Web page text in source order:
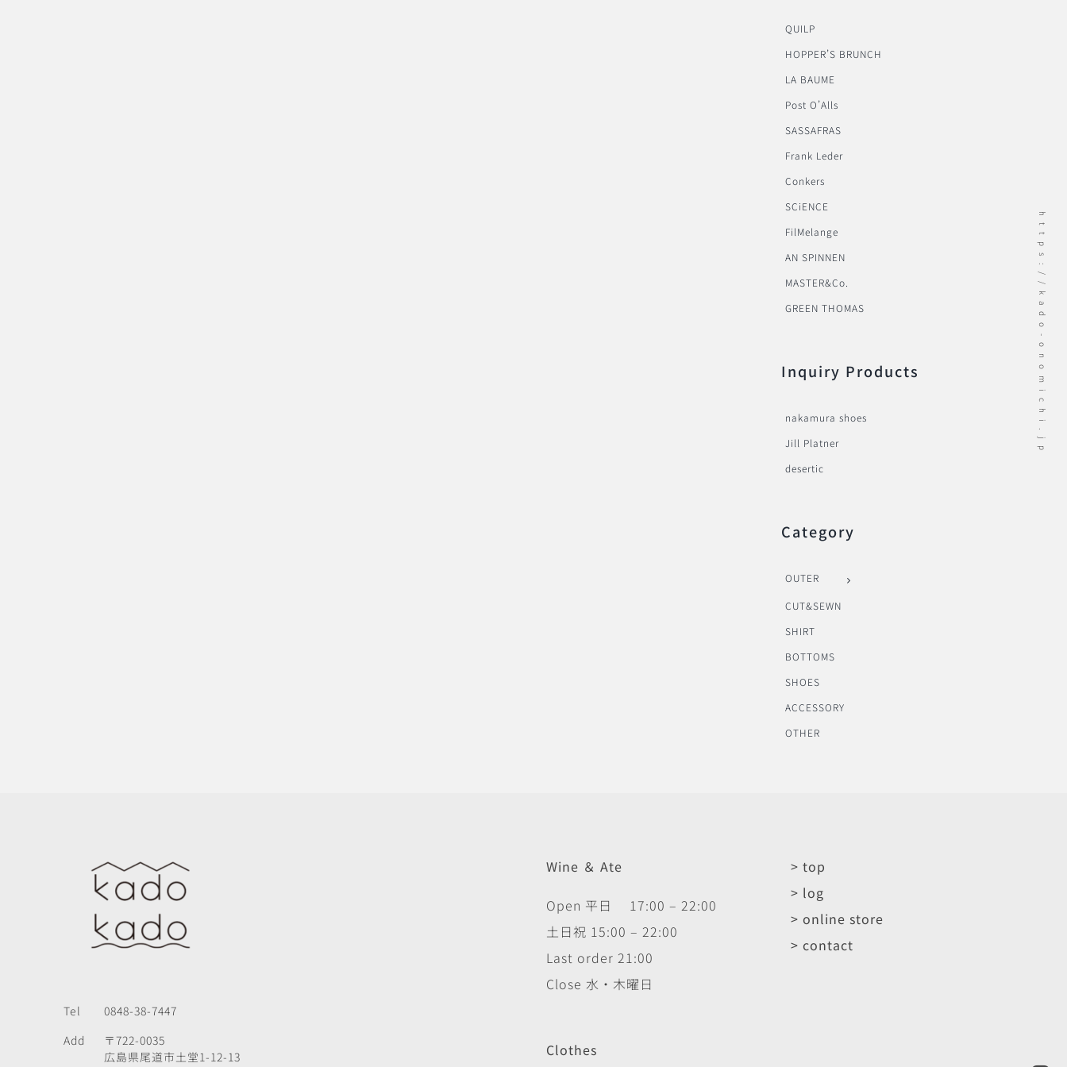
QUILP
HOPPER’S BRUNCH
LA BAUME
Post O’Alls
SASSAFRAS
Frank Leder
Conkers
SCiENCE
FilMelange
AN SPINNEN
MASTER&Co.
GREEN THOMAS
Inquiry Products
nakamura shoes
Jill Platner
desertic
Category
OUTER
CUT&SEWN
SHIRT
BOTTOMS
SHOES
ACCESSORY
OTHER
Tel
0848-38-7447
Add
〒722-0035
広島県尾道市土堂1-12-13
Wine ＆ Ate
Open 平日 17:00 – 22:00
土日祝 15:00 – 22:00
Last order 21:00
Close 水・木曜日
Clothes
> top
> log
> online store
> contact
https://kado-onomichi.jp